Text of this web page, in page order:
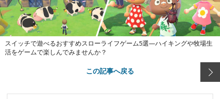
スイッチで遊べるおすすめスローライフゲーム5選―ハイキングや牧場生
活をゲームで楽しんでみませんか？
この記事へ戻る